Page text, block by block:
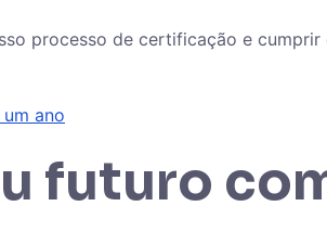
processo de certificação e
ano
futuro